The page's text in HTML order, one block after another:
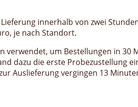
innerhalb von zwei
je nach Standort.
um Bestellungen in 30
dazu die erste Probezustellung
Auslieferung vergingen 13